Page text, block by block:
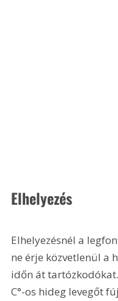
Elhelyezés
Elhelyezésnél a
ne érje közvetlenül a
időn át
C°-os hideg levegőt